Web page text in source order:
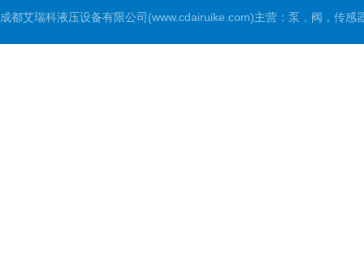
成都艾瑞科液压设备有限公司(www.cdairuike.com)主营：泵，阀，传